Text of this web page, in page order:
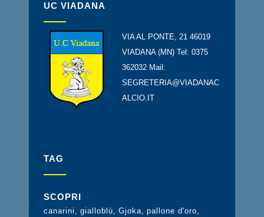
UC VIADANA
VIA AL PONTE, 21 46019
VIADANA (MN) Tel: 0375
362032 Mail:
SEGRETERIA@VIADANAC
ALCIO.IT
TAG
SCOPRI
canarini gialloblù Gjoka pallone d'oro